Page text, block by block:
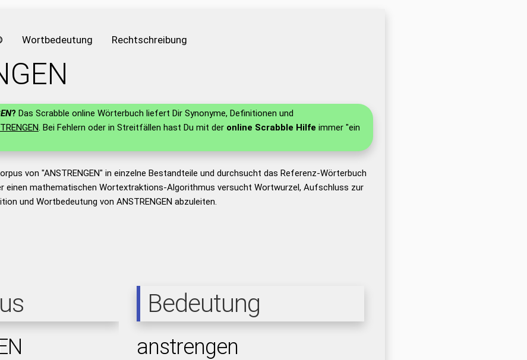
Wortbedeutung Rechtschreibung
? Das Scrabble online Wörterbuch liefert Dir Synonyme, Definitionen und
. Bei Fehlern oder in Streitfällen hast Du mit der online Scrabble Hilfe immer "ein
von "ANSTRENGEN" in einzelne Bestandteile und durchsucht das Referenz-Wörterbuch
einen mathematischen Wortextraktions-Algorithmus versucht Wortwurzel, Aufschluss zur
und Wortbedeutung von ANSTRENGEN abzuleiten.
Bedeutung
anstrengen